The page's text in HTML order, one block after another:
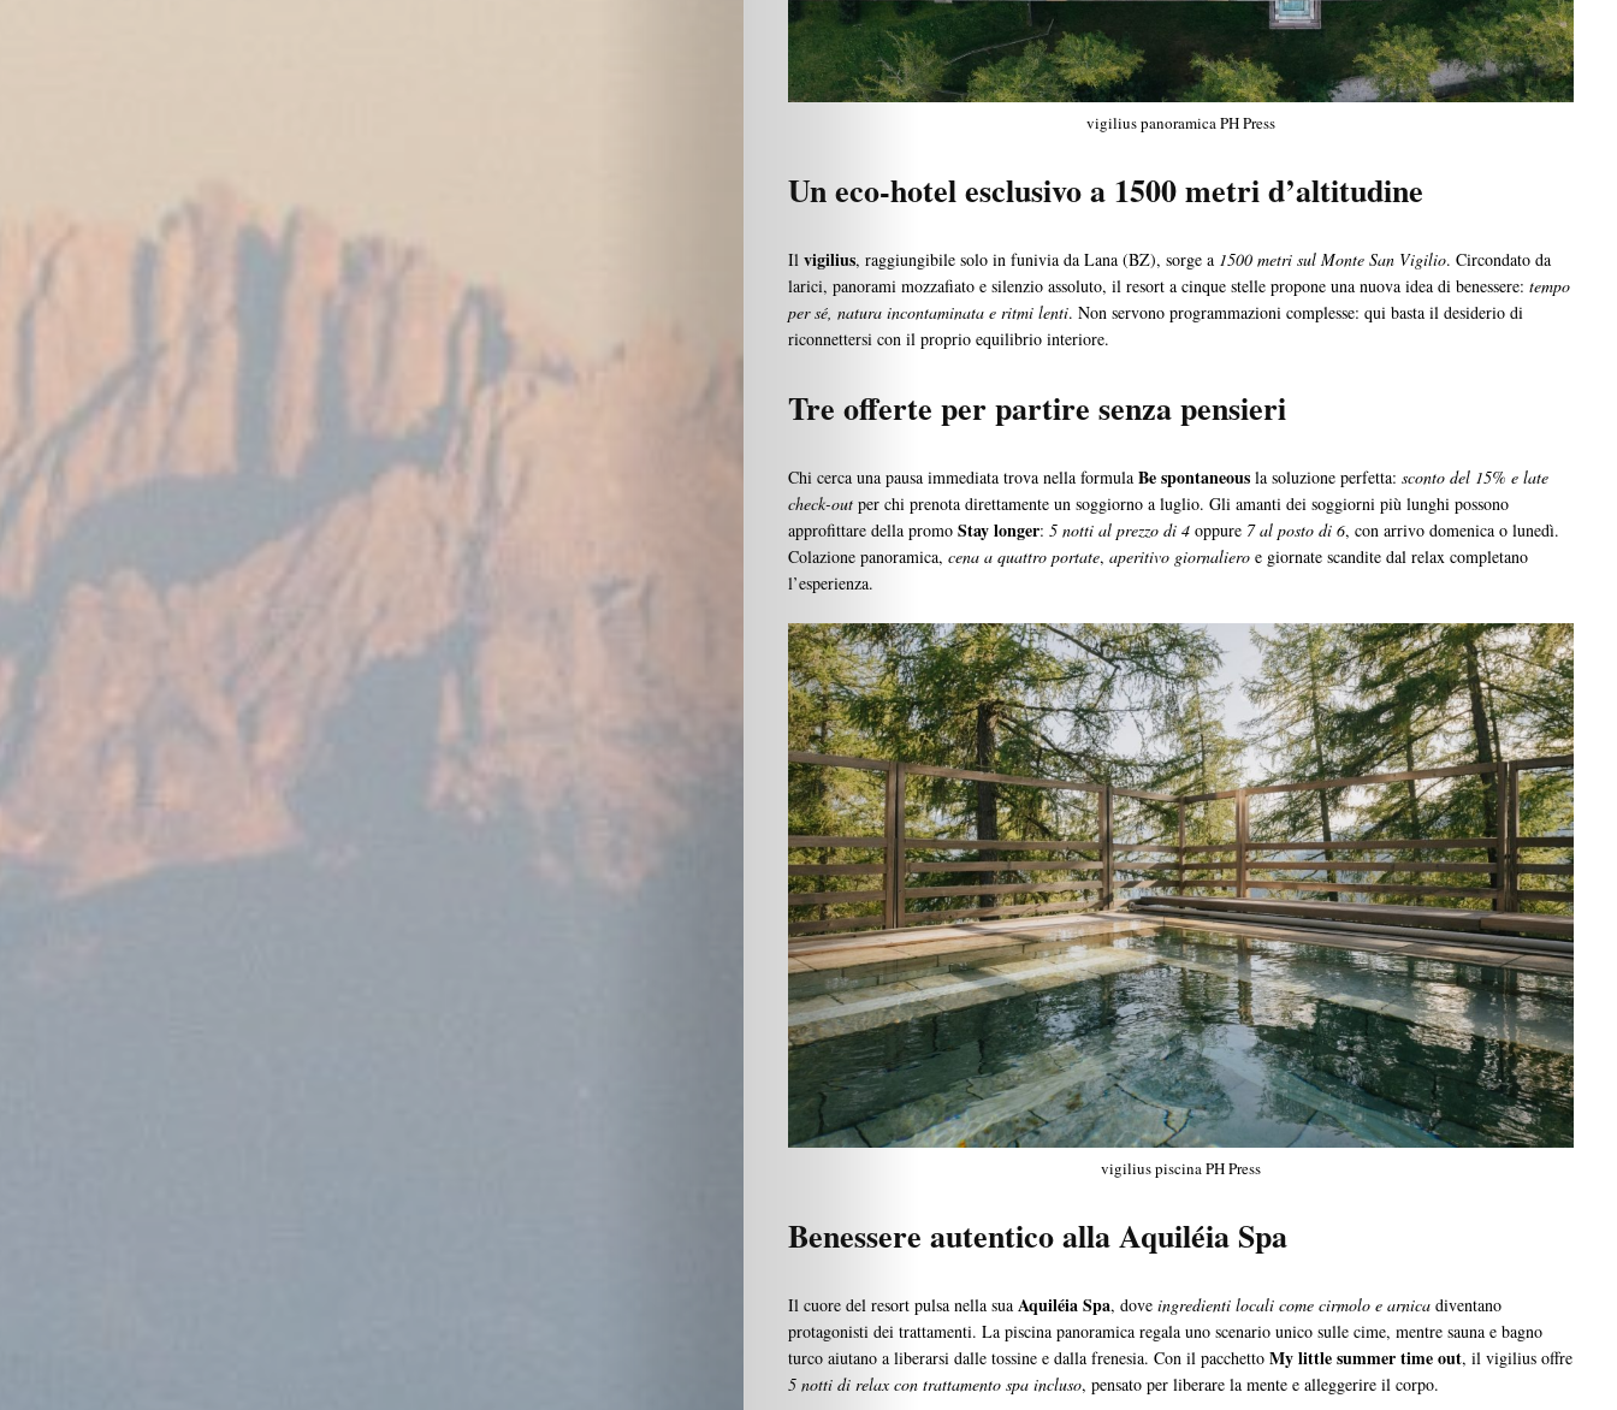
Beauty
Lifestyle
Fashion
Travel
People
Gourmet
Design
Chi
Siamo
Partner
Search
vigilius panoramica PH Press
Un eco-hotel esclusivo a 1500 metri d’altitudine
Il vigilius, raggiungibile solo in funivia da Lana (BZ), sorge a 1500 metri sul Monte San Vigilio. Circondato da
larici, panorami mozzafiato e silenzio assoluto, il resort a cinque stelle propone una nuova idea di benessere: tempo
per sé, natura incontaminata e ritmi lenti. Non servono programmazioni complesse: qui basta il desiderio di
riconnettersi con il proprio equilibrio interiore.
Tre offerte per partire senza pensieri
Chi cerca una pausa immediata trova nella formula Be spontaneousla soluzione perfetta: sconto del 15% e late
check-outper chi prenota direttamente un soggiorno a luglio. Gli amanti dei soggiorni più lunghi possono
approfittare della promo Stay longer: 5 notti al prezzo di 4oppure 7 al posto di 6, con arrivo domenica o lunedì.
Colazione panoramica, cena a quattro portate, aperitivo giornalieroe giornate scandite dal relax completano
l’esperienza.
vigilius piscina PH Press
Benessere autentico alla Aquiléia Spa
Il cuore del resort pulsa nella sua Aquiléia Spa, dove ingredienti locali come cirmolo e arnicadiventano
protagonisti dei trattamenti. La piscina panoramica regala uno scenario unico sulle cime, mentre sauna e bagno
turco aiutano a liberarsi dalle tossine e dalla frenesia. Con il pacchetto My little summer time out, il vigilius offre
5 notti di relax con trattamento spa incluso, pensato per liberare la mente e alleggerire il corpo.